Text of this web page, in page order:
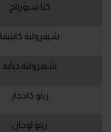
كيا سبورتاج
شيفرولية كابتيفا
شيفرولية دبابة
رينو كادجار
رينو لوجان